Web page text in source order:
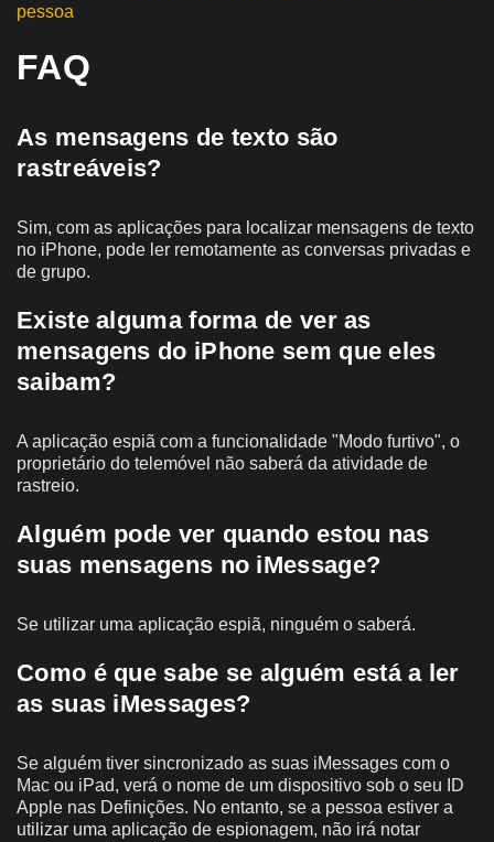
pessoa
FAQ
As mensagens de texto são
rastreáveis?
Sim, com as aplicações para localizar mensagens de texto
no iPhone, pode ler remotamente as conversas privadas e
de grupo.
Existe alguma forma de ver as
mensagens do iPhone sem que eles
saibam?
A aplicação espiã com a funcionalidade "Modo furtivo", o
proprietário do telemóvel não saberá da atividade de
rastreio.
Alguém pode ver quando estou nas
suas mensagens no iMessage?
Se utilizar uma aplicação espiã, ninguém o saberá.
Como é que sabe se alguém está a ler
as suas iMessages?
Se alguém tiver sincronizado as suas iMessages com o
Mac ou iPad, verá o nome de um dispositivo sob o seu ID
Apple nas Definições. No entanto, se a pessoa estiver a
utilizar uma aplicação de espionagem, não irá notar